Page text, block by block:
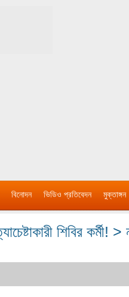
বিনোদন ভিডিও প্রতিবেদন মুক্তাঙ্গন
শিবির কর্মী!